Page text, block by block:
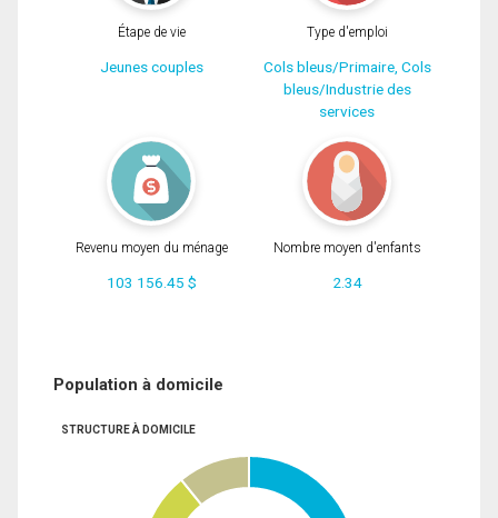
Étape de vie
Jeunes couples
Type d'emploi
Cols bleus/Primaire, Cols
bleus/Industrie des
services
Revenu moyen du ménage
103 156.45 $
Nombre moyen d'enfants
2.34
Population à domicile
STRUCTURE À DOMICILE